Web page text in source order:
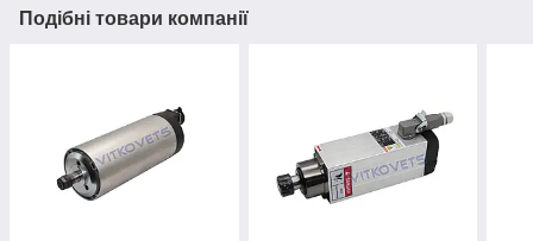
Подібні товари компанії